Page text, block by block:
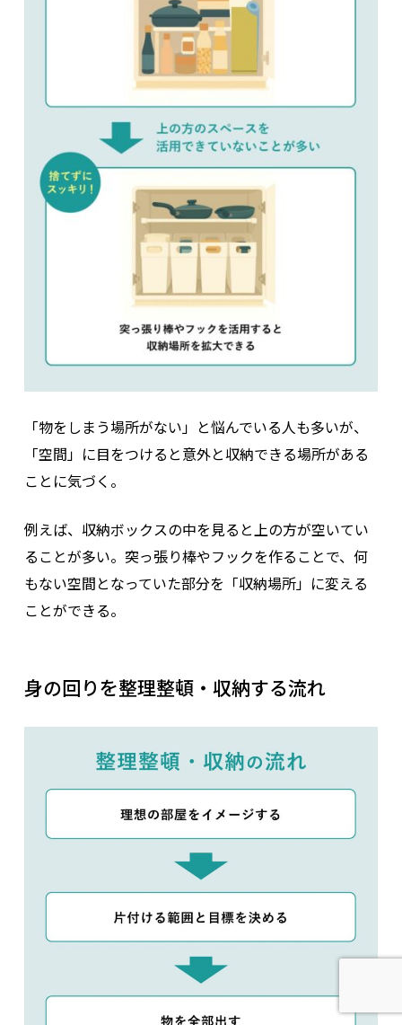
「物をしまう場所がない」と悩んでいる人も多いが、
「空間」に目をつけると意外と収納できる場所がある
ことに気づく。
例えば、収納ボックスの中を見ると上の方が空いてい
ることが多い。突っ張り棒やフックを作ることで、何
もない空間となっていた部分を「収納場所」に変える
ことができる。
身の回りを整理整頓・収納する流れ